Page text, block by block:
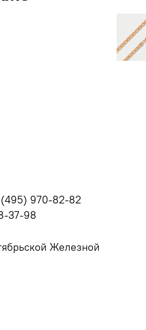
(495) 970-82-82
37-98
Железной